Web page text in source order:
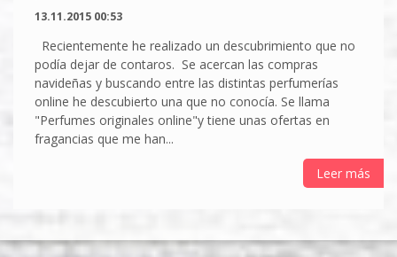
13.11.2015 00:53
Recientemente he realizado un descubrimiento que no
podía dejar de contaros. Se acercan las compras
navideñas y buscando entre las distintas perfumerías
online he descubierto una que no conocía. Se llama
"Perfumes originales online"y tiene unas ofertas en
fragancias que me han...
Leer más